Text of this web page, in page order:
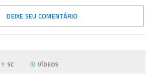
DEIXE SEU COMENTÁRIO
SC VÍDEOS